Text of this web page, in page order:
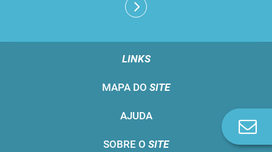
LINKS
MAPA DO SITE
AJUDA
SOBRE O SITE